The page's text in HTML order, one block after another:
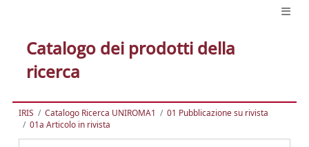
Catalogo dei prodotti della
ricerca
IRIS Catalogo Ricerca UNIROMA1
01 Pubblicazione su rivista
01a Articolo in rivista